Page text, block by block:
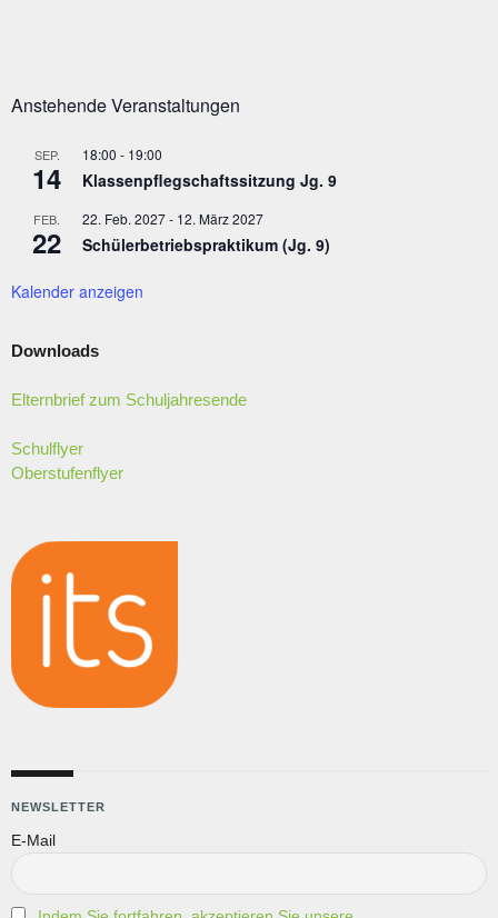
Anstehende Veranstaltungen
SEP.
14
18:00 - 19:00
Klassenpflegschaftssitzung Jg. 9
FEB.
22
22. Feb. 2027- 12. März 2027
Schülerbetriebspraktikum (Jg. 9)
Kalender anzeigen
Downloads
Elternbrief zum Schuljahresende
Schulflyer
Oberstufenflyer
NEWSLETTER
E-Mail